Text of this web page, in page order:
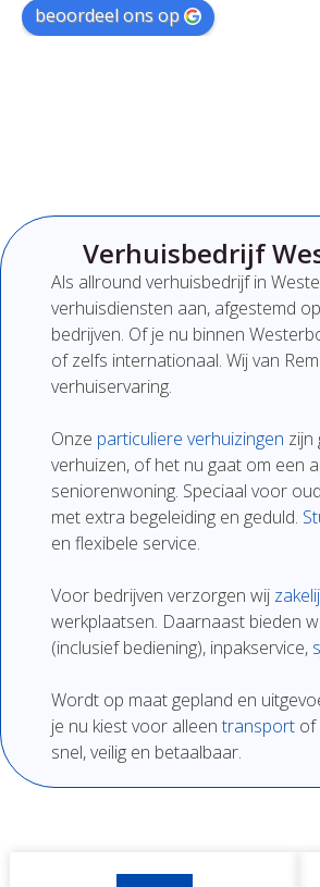
beoordeel ons op
drieën precies op de afgesproken tijd
werkten snel en professioneel. Geen
een bedrijf om te onthouden en aan
bevelen!
Verhuisbedrijf
Als allround verhuisbedrijfin
verhuisdiensten aan, afgestemd op
bedrijven. Ofje nu binnen
ofzelfs internationaal. Wij van
verhuiservaring.
Onze particuliere verhuizingen zijn
verhuizen, ofhet nu gaat om een
seniorenwoning. Speciaal voor
met extra begeleiding en geduld.
en flexibele service.
Voor bedrijven verzorgen wij
werkplaatsen. Daarnaast bieden
(inclusiefbediening), inpakservice,
Wordt op maat gepland en
je nu kiestvoor alleentransport of
snel,veilig en betaalbaar.